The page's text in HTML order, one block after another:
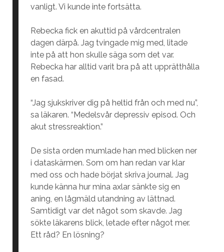
vanligt. Vi kunde inte fortsätta.
Rebecka fick en akuttid på vårdcentralen
dagen därpå. Jag tvingade mig med, litade
inte på att hon skulle säga som det var.
Rebecka har alltid varit bra på att upprätthålla
en fasad.
“Jag sjukskriver dig på heltid från och med nu”,
sa läkaren. “Medelsvår depressiv episod. Och
akut stressreaktion.”
De sista orden mumlade han med blicken ner
i dataskärmen. Som om han redan var klar
med oss och hade börjat skriva journal. Jag
kunde känna hur mina axlar sänkte sig en
aning, en lågmäld utandning av lättnad.
Samtidigt var det något som skavde. Jag
sökte läkarens blick, letade efter något mer.
Ett råd? En lösning?